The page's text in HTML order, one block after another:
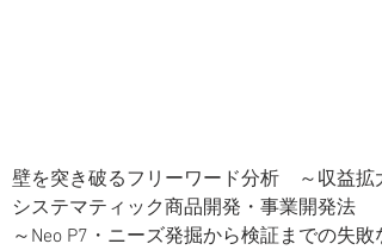
壁を突き破るフリーワード分析　～収益
システマティック商品開発・事業開発法
ズ発掘から検証までの失敗な